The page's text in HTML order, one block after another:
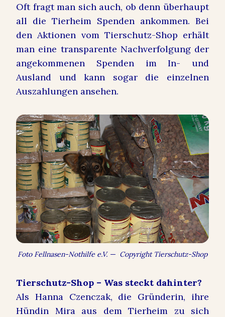
Oft fragt man sich auch, ob denn überhaupt
all die Tierheim Spenden ankommen. Bei
den Aktionen vom Tierschutz-Shop erhält
man eine transparente Nachverfolgungder
angekommenen Spenden im In- und
Ausland und kann sogar die einzelnen
Auszahlungen ansehen.
Foto Fellnasen-Nothilfe e.V. — Copyright Tierschutz-Shop
Tierschutz-Shop – Was steckt dahinter?
Als Hanna Czenczak, die Gründerin, ihre
Hündin Mira aus dem Tierheim zu sich